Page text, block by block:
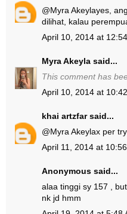
@Myra Akeylayes,
dilihat, kalau
April 10, 2014 at
Myra Akeyla said...
This comment has
April 10, 2014 at
khai artzfarsaid...
@Myra Akeylax per
April 11, 2014 at
Anonymous said...
alaa tinggi sy 157 ,
nk jd hmm